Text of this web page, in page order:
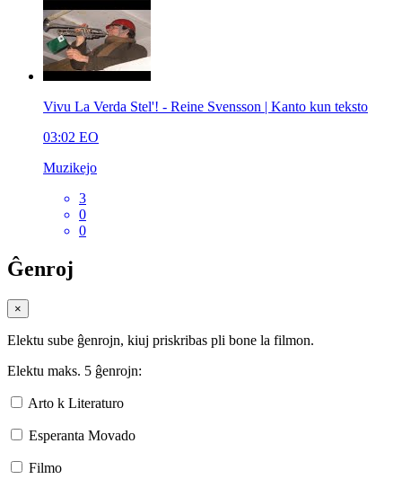
Vivu La Verda Stel'! - Reine Svensson | Kanto kun teksto
03:02 EO
Muzikejo
3
0
0
Ĝenroj
×
Elektu sube ĝenrojn, kiuj priskribas pli bone la filmon.
Elektu maks. 5 ĝenrojn:
Arto k Literaturo
Esperanta Movado
Filmo